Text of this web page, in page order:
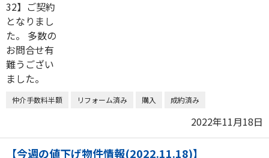
仲介手数料半額 リフォーム済み 購入 成約済み
2022年11月18日
【今週の値下げ物件情報(2022.11.18)】